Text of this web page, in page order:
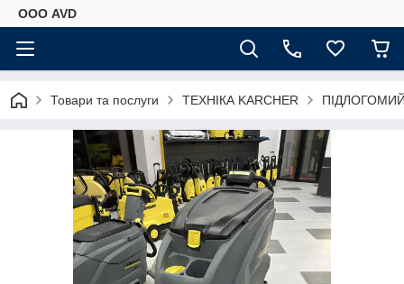
ООО AVD
Товари та послуги ТЕХНІКА KARCHER